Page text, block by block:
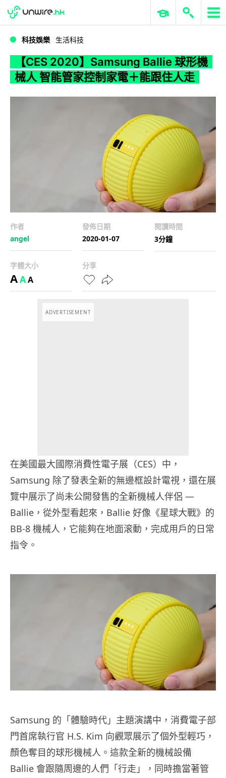
WWDC 2026 ERP 與商業 AI
科技娛樂 生活科技
【CES 2020】Samsung Ballie 球形機
械人 智能管家控制家電＋能跟住人走
作者
angel
發佈日期
2020-01-07
閱讀時間
3分鐘
字體大小
AAA
分享
ADVERTISEMENT
在美國最大國際消費性電子展（CES）中，
Samsung 除了發表全新的無邊框設計電視，還在展
覽中展示了尚未公開發售的全新機械人伴侶 —
Ballie，從外型看起來，Ballie 好像《星球大戰》的
BB-8 機械人，它能夠在地面滚動，完成用戶的日常
指令。
Samsung 的「體驗時代」主題演講中，消費電子部
門首席執行官 H.S. Kim 向觀眾展示了個外型輕巧，
顏色奪目的球形機械人。這款全新的機械設備
Ballie 會跟隨周邊的人們「行走」，同時擔當著管